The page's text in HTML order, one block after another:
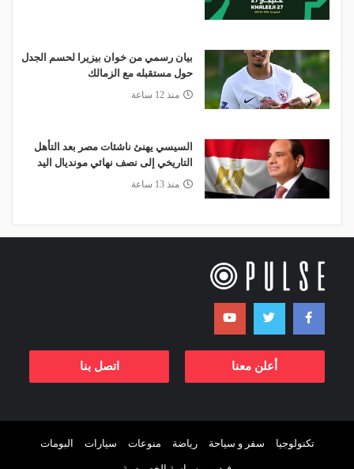
بيان رسمي من خوان بيزيرا لحسم الجدل
حول مستقبله مع الزمالك
منذ 12 ساعة
السيسي يهنئ ناشئات مصر بعد التأهل
التاريخي إلى نصف نهائي مونديال اليد
منذ 13 ساعة
أعلن معنا اتصل بنا
تكنولوجيا سفر و سياحة رياضة منوعات سيارات البومات